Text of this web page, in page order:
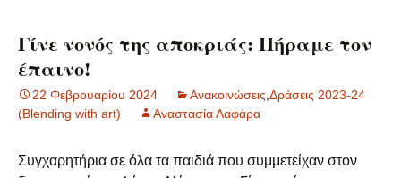
Γίνε νονός της αποκριάς: Πήραμε τον
έπαινο!
22 Φεβρουαρίου 2024 Ανακοινώσεις Δράσεις 2023-24
(Blending with art)
Αναστασία Λαφάρα
Συγχαρητήρια σε όλα τα παιδιά που συμμετείχαν στον